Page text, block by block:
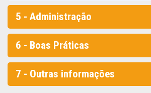
5 - Administração
6 - Boas Práticas
7 - Outras informações